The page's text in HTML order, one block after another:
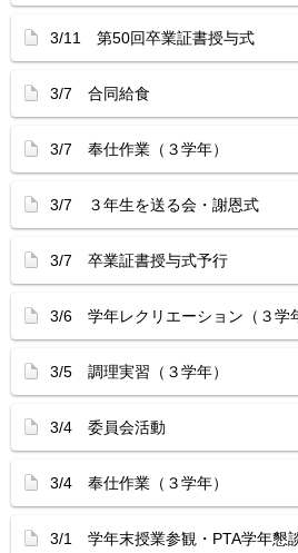
3/11 第50回卒業証書授与式
3/7 合同給食
3/7 奉仕作業（３学年）
3/7 ３年生を送る会・謝恩式
3/7 卒業証書授与式予行
3/6 学年レクリエーション（３学
3/5 調理実習（３学年）
3/4 委員会活動
3/4 奉仕作業（３学年）
3/1 学年末授業参観・PTA学年懇